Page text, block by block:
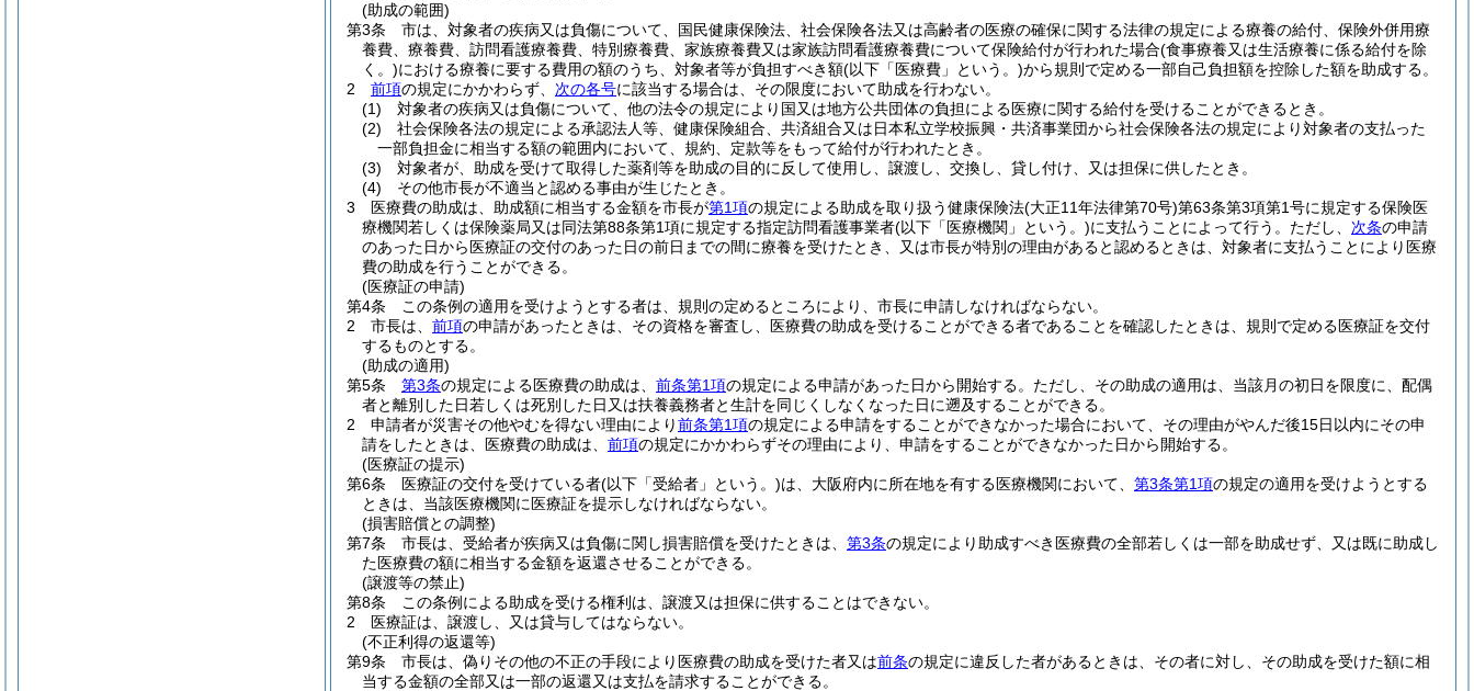
(助成の範囲)
第3条
市は、対象者の疾病又は負傷について、国民健康保険法、社会保険各法又は高齢者の医療の確保に関する法律の規定による療養の給付、保険外併用療
養費、療養費、訪問看護療養費、特別療養費、家族療養費又は家族訪問看護療養費について保険給付が行われた場合(食事療養又は生活療養に係る給付を除
く。)における療養に要する費用の額のうち、対象者等が負担すべき額(以下「医療費」という。)から規則で定める一部自己負担額を控除した額を助成する。
2
前項の規定にかかわらず、 次の各号に該当する場合は、その限度において助成を行わない。
(1)
対象者の疾病又は負傷について、他の法令の規定により国又は地方公共団体の負担による医療に関する給付を受けることができるとき。
(2)
社会保険各法の規定による承認法人等、健康保険組合、共済組合又は日本私立学校振興・共済事業団から社会保険各法の規定により対象者の支払った
一部負担金に相当する額の範囲内において、規約、定款等をもって給付が行われたとき。
(3)
対象者が、助成を受けて取得した薬剤等を助成の目的に反して使用し、譲渡し、交換し、貸し付け、又は担保に供したとき。
(4)
その他市長が不適当と認める事由が生じたとき。
3
医療費の助成は、助成額に相当する金額を市長が第1項の規定による助成を取り扱う健康保険法(大正11年法律第70号)第63条第3項第1号に規定する保険医
療機関若しくは保険薬局又は同法第88条第1項に規定する指定訪問看護事業者(以下「医療機関」という。)に支払うことによって行う。 ただし、 次条の申請
のあった日から医療証の交付のあった日の前日までの間に療養を受けたとき、又は市長が特別の理由があると認めるときは、対象者に支払うことにより医療
費の助成を行うことができる。
(医療証の申請)
第4条
この条例の適用を受けようとする者は、規則の定めるところにより、市長に申請しなければならない。
2
市長は、 前項の申請があったときは、その資格を審査し、医療費の助成を受けることができる者であることを確認したときは、規則で定める医療証を交付
するものとする。
(助成の適用)
第5条
第3条の規定による医療費の助成は、 前条第1項の規定による申請があった日から開始する。 ただし、その助成の適用は、当該月の初日を限度に、配偶
者と離別した日若しくは死別した日又は扶養義務者と生計を同じくしなくなった日に遡及することができる。
2
申請者が災害その他やむを得ない理由により前条第1項の規定による申請をすることができなかった場合において、その理由がやんだ後15日以内にその申
請をしたときは、医療費の助成は、 前項の規定にかかわらずその理由により、申請をすることができなかった日から開始する。
(医療証の提示)
第6条
医療証の交付を受けている者(以下「受給者」という。)は、大阪府内に所在地を有する医療機関において、 第3条第1項の規定の適用を受けようとする
ときは、当該医療機関に医療証を提示しなければならない。
(損害賠償との調整)
第7条
市長は、受給者が疾病又は負傷に関し損害賠償を受けたときは、 第3条の規定により助成すべき医療費の全部若しくは一部を助成せず、又は既に助成し
た医療費の額に相当する金額を返還させることができる。
(譲渡等の禁止)
第8条
この条例による助成を受ける権利は、譲渡又は担保に供することはできない。
2
医療証は、譲渡し、又は貸与してはならない。
(不正利得の返還等)
第9条
市長は、偽りその他の不正の手段により医療費の助成を受けた者又は前条の規定に違反した者があるときは、その者に対し、その助成を受けた額に相
当する金額の全部又は一部の返還又は支払を請求することができる。